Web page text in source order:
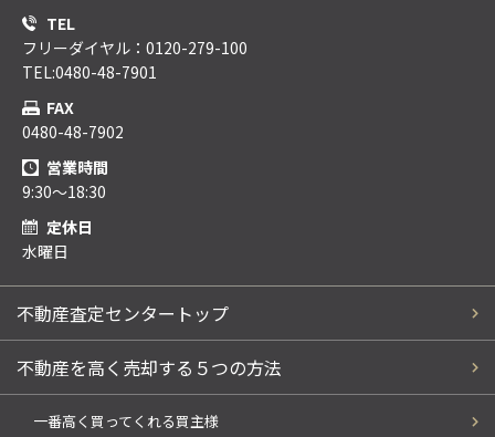
TEL
フリーダイヤル：0120-279-100
TEL:0480-48-7901
FAX
0480-48-7902
営業時間
9:30～18:30
定休日
水曜日
不動産査定センタートップ
不動産を高く売却する５つの方法
一番高く買ってくれる買主様